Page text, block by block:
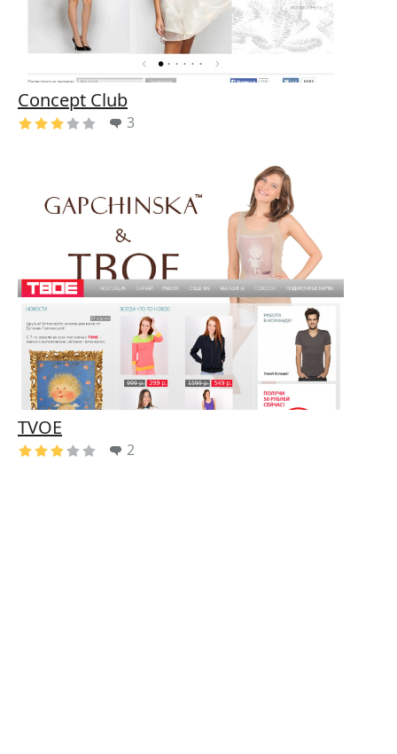
Concept Club
3
TVOE
2